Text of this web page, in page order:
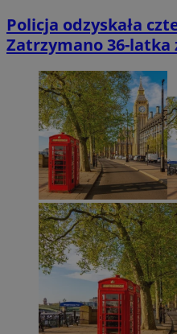
Policja odzyskała
Zatrzymano 36-latka